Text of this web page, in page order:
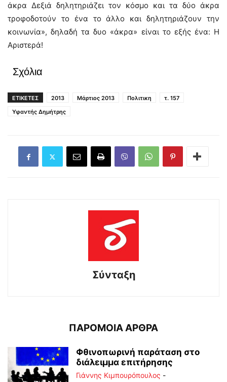
άκρα Δεξιά δηλητηριάζει τον κόσμο και τα δύο άκρα
τροφοδοτούν το ένα το άλλο και δηλητηριάζουν την
κοινωνία», δηλαδή τα δυο «άκρα» είναι το εξής ένα: Η
Αριστερά!
Σχόλια
ΕΤΙΚΕΤΕΣ 2013 Μάρτιος 2013 Πολιτικη
τ. 157
Υφαντής Δημήτρης
Σύνταξη
ΠΑΡΟΜΟΙΑ ΑΡΘΡΑ
Φθινοπωρινή παράταση στο
διάλειμμα επιτήρησης
Γιάννης Κιμπουρόπουλος -